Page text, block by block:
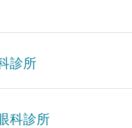
診所
科診所